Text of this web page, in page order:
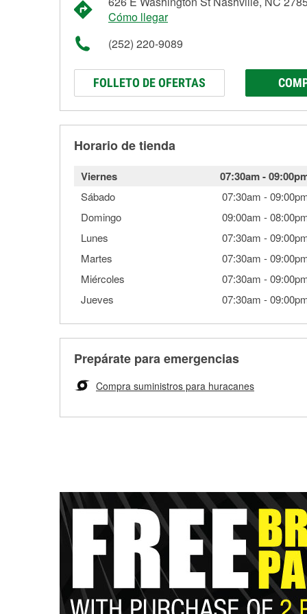
Cómo llegar
(252) 220-9089
FOLLETO DE OFERTAS
Horario de tienda
Viernes 07:30am-
Sábado 07:30am -
Domingo
09:00am -
Lunes
07:30am -
Martes
07:30am -
Miércoles
07:30am -
Jueves
07:30am -
Prepárate para emergencias
Compra suministros para huracanes